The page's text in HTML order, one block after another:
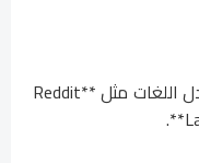
اطلب ملاحظاتك من خلال منتديات تبادل اللغات مثل **Reddit